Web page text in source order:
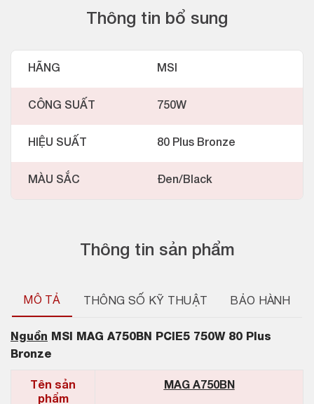
Thông tin sản phẩm
MÔ TẢ THÔNG SỐ KỸ THUẬT BẢO HÀNH
Nguồn
MSI MAG A750BN PCIE5 750W 80 Plus
Bronze
Tên sản
phẩm
MAG A750BN
Thông tin bổ sung
HÃNG MSI
CÔNG SUẤT 750W
HIỆU SUẤT 80 Plus Bronze
MÀU SẮC Đen/Black